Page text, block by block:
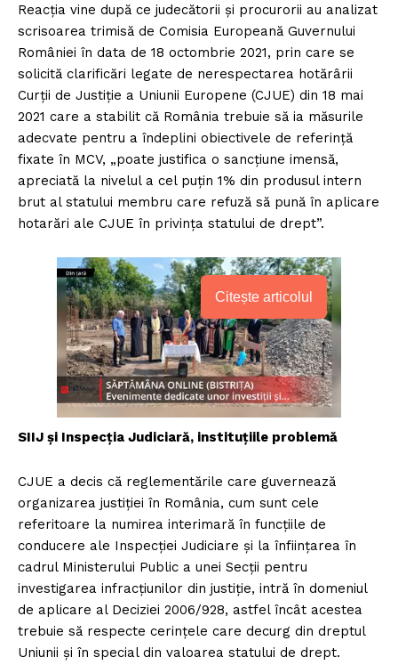
Reacția vine după ce judecătorii și procurorii au analizat
scrisoarea trimisă de Comisia Europeană Guvernului
României în data de 18 octombrie 2021, prin care se
solicită clarificări legate de nerespectarea hotărârii
Curții de Justiție a Uniunii Europene (CJUE) din 18 mai
2021 care a stabilit că România trebuie să ia măsurile
adecvate pentru a îndeplini obiectivele de referință
fixate în MCV, „poate justifica o sancțiune imensă,
apreciată la nivelul a cel puțin 1% din produsul intern
brut al statului membru care refuză să pună în aplicare
hotarări ale CJUE în privința statului de drept”.
Citește articolul
SIIJ și Inspecția Judiciară, instituțiile problemă
CJUE a decis că reglementările care guvernează
organizarea justiției în România, cum sunt cele
referitoare la numirea interimară în funcțiile de
conducere ale Inspecției Judiciare și la înființarea în
cadrul Ministerului Public a unei Secții pentru
investigarea infracțiunilor din justiție, intră în domeniul
de aplicare al Deciziei 2006/928, astfel încât acestea
trebuie să respecte cerințele care decurg din dreptul
Uniunii și în special din valoarea statului de drept.